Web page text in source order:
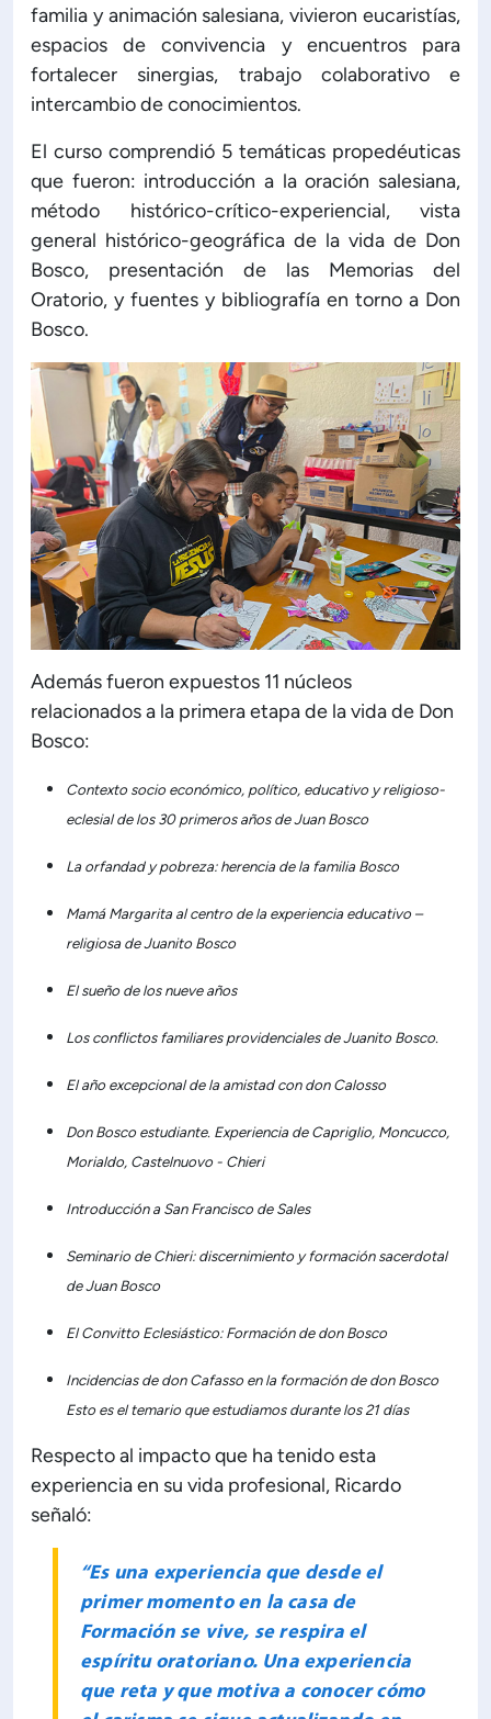
familia y animación salesiana, vivieron eucaristías,
espacios de convivencia y encuentros para
fortalecer sinergias, trabajo colaborativo e
intercambio de conocimientos.
El curso comprendió 5 temáticas propedéuticas
que fueron: introducción a la oración salesiana,
método histórico-crítico-experiencial, vista
general histórico-geográfica de la vida de Don
Bosco, presentación de las Memorias del
Oratorio, y fuentes y bibliografía en torno a Don
Bosco.
Además fueron expuestos 11 núcleos
relacionados a la primera etapa de la vida de Don
Bosco:
Contexto socio económico, político, educativo y religioso-
eclesial de los 30 primeros años de Juan Bosco
La orfandad y pobreza: herencia de la familia Bosco
Mamá Margarita al centro de la experiencia educativo –
religiosa de Juanito Bosco
El sueño de los nueve años
Los conflictos familiares providenciales de Juanito Bosco.
El año excepcional de la amistad con don Calosso
Don Bosco estudiante. Experiencia de Capriglio, Moncucco,
Morialdo, Castelnuovo - Chieri
Introducción a San Francisco de Sales
Seminario de Chieri: discernimiento y formación sacerdotal
de Juan Bosco
El Convitto Eclesiástico: Formación de don Bosco
Incidencias de don Cafasso en la formación de don Bosco
Esto es el temario que estudiamos durante los 21 días
Respecto al impacto que ha tenido esta
experiencia en su vida profesional, Ricardo
señaló:
“Es una experiencia que desde el
primer momento en la casa de
Formación se vive, se respira el
espíritu oratoriano. Una experiencia
que reta y que motiva a conocer cómo